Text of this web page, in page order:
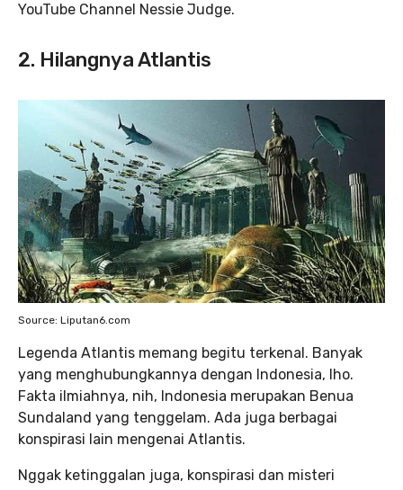
YouTube Channel Nessie Judge.
2. Hilangnya Atlantis
Source: Liputan6.com
Legenda Atlantis memang begitu terkenal. Banyak
yang menghubungkannya dengan Indonesia, lho.
Fakta ilmiahnya, nih, Indonesia merupakan Benua
Sundaland yang tenggelam. Ada juga berbagai
konspirasi lain mengenai Atlantis.
Nggak ketinggalan juga, konspirasi dan misteri